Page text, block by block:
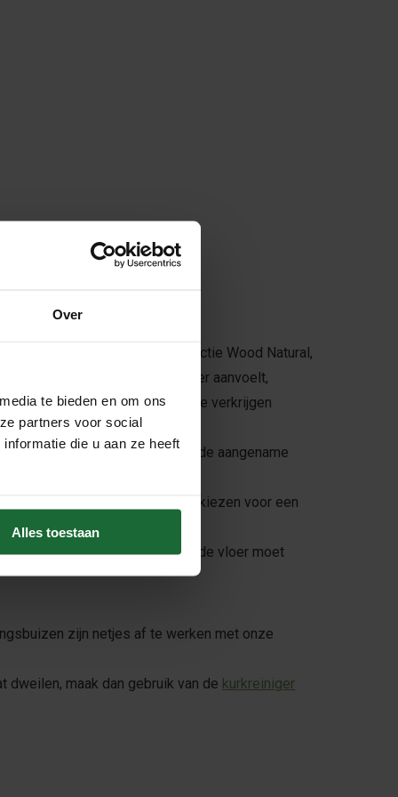
Over
te bieden en om ons
partners voor social
die u aan ze heeft
Alles toestaan
voor een kurkvloer uit de collectie Wood Natural,
je huis stiller en comfortabeler aanvoelt,
van eiken. Vanaf 25m2 ook te verkrijgen
nieuwe vloer. En ervaar de aangename
of pvc-vloeren. Door te kiezen voor een
plintenerbij te bestellen, de vloer moet
zijn netjes af te werken met onze
dweilen, maak dan gebruik van de kurkreiniger